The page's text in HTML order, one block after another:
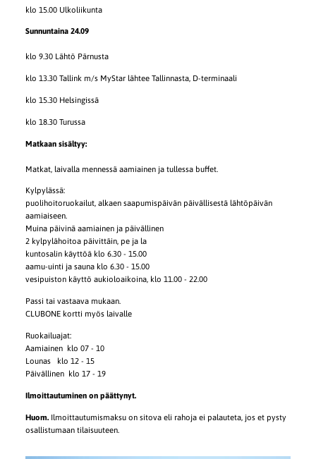
klo 15.00 Ulkoliikunta
Sunnuntaina 24.09
klo 9.30 Lähtö Pärnusta
klo 13.30 Tallink m/s MyStar lähtee Tallinnasta, D-terminaali
klo 15.30 Helsingissä
klo 18.30 Turussa
Matkaan sisältyy:
Matkat, laivalla mennessä aamiainen ja tullessa buffet.
Kylpylässä:
puolihoitoruokailut, alkaen saapumispäivän päivällisestä lähtöpäivän
aamiaiseen.
Muina päivinä aamiainen ja päivällinen
2 kylpylähoitoa päivittäin, pe ja la
kuntosalin käyttöä klo 6.30 - 15.00
aamu-uinti ja sauna klo 6.30 - 15.00
vesipuiston käyttö aukioloaikoina, klo 11.00 - 22.00
Passi tai vastaava mukaan.
CLUBONE kortti myös laivalle
Ruokailuajat:
Aamiainen klo 07 - 10
Lounas klo 12 - 15
Päivällinen klo 17 - 19
Ilmoittautuminen on päättynyt.
Huom.Ilmoittautumismaksu on sitova eli rahoja ei palauteta, jos et pysty
osallistumaan tilaisuuteen.